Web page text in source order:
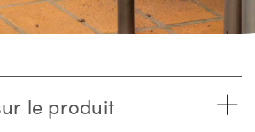
le produit